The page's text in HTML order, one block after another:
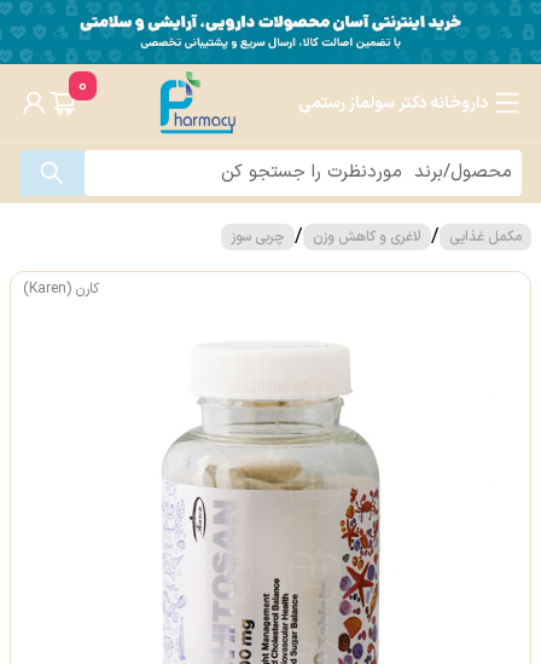
داروخانه دکتر سولماز رستمی
0
مکمل غذایی / لاغری و کاهش وزن / چربی سوز
کارن (Karen)